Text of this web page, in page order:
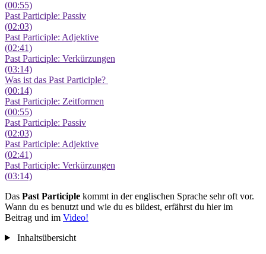
(00:55)
Past Participle: Passiv
(02:03)
Past Participle: Adjektive
(02:41)
Past Participle: Verkürzungen
(03:14)
Was ist das Past Participle?
(00:14)
Past Participle: Zeitformen
(00:55)
Past Participle: Passiv
(02:03)
Past Participle: Adjektive
(02:41)
Past Participle: Verkürzungen
(03:14)
Das Past Participle kommt in der englischen Sprache sehr oft vor.
Wann du es benutzt und wie du es bildest, erfährst du hier im
Beitrag und im Video!
Inhaltsübersicht